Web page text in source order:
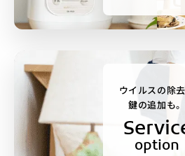
ウイルスの除
鍵の追加も。
option